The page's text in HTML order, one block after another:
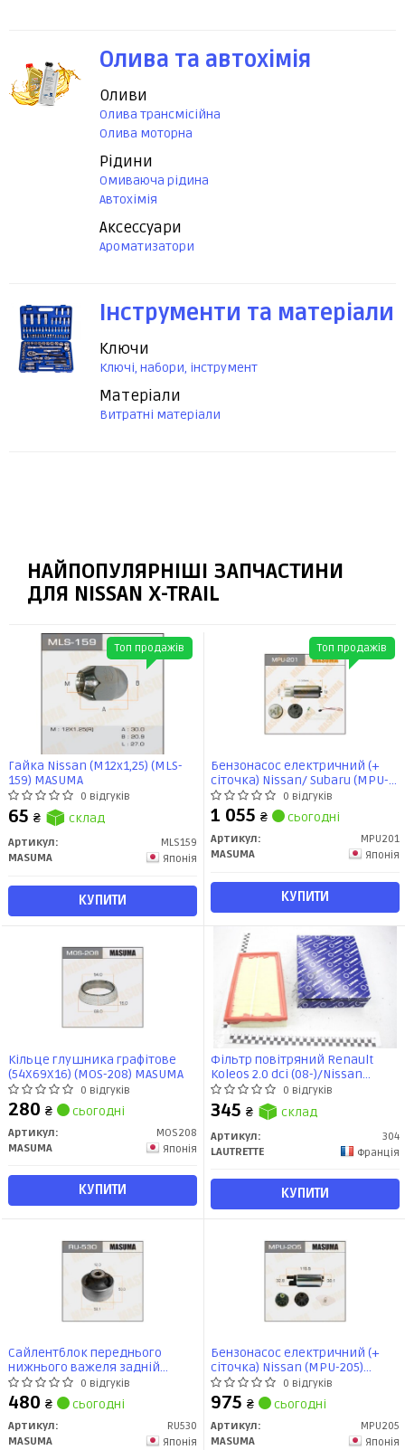
Олива та автохімія
Оливи
Олива трансмісійна
Олива моторна
Рідини
Омиваюча рідина
Автохімія
Аксессуари
Ароматизатори
Інструменти та матеріали
Ключи
Ключі, набори, інструмент
Матеріали
Витратні матеріали
НАЙПОПУЛЯРНІШІ ЗАПЧАСТИНИ
ДЛЯ NISSAN X-TRAIL
Гайка Nissan (M12x1,25) (MLS-
159) MASUMA
0 відгуків
65 ₴ склад
Артикул:
MLS159
MASUMA
Японія
КУПИТИ
Топ продажів
Бензонасос електричний (+
сіточка) Nissan/ Subaru (MPU-
201) MASUMA0 відгуків
1 055 ₴ сьогодні
Артикул:
MPU201
MASUMA
Японія
КУПИТИ
Топ продажів
Кільце глушника графітове
(54X69X16) (MOS-208) MASUMA
0 відгуків
280 ₴ сьогодні
Артикул:
MOS208
MASUMA
Японія
КУПИТИ
Фільтр повітряний Renault
Koleos 2.0 dci (08-)/Nissan
Qashqai, X-Trail II 1.6/ 2.0 (07-)
(304) Lautrette
0 відгуків
345 ₴ склад
Артикул:
304
LAUTRETTE
Франція
КУПИТИ
Сайлентблок переднього
нижнього важеля задній
Nissan Juke (10-), Leaf (12-),
Qashqai (06-13/15-), X-Trail (07-)
(RU-530) MASUMA
0 відгуків
480 ₴ сьогодні
Артикул:
RU530
MASUMA
Японія
Бензонасос електричний (+
сіточка) Nissan (MPU-205)
MASUMA
0 відгуків
975 ₴ сьогодні
Артикул:
MPU205
MASUMA
Японія